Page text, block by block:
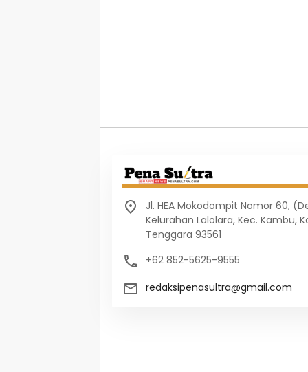
Jl. HEA Mokodompit Nomor 60,
Kelurahan Lalolara, Kec. Kambu,
Tenggara 93561
+62 852-5625-9555
redaksipenasultra@gmail.com